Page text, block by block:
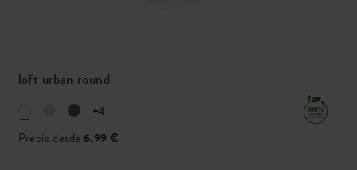
loft urban round
+4
Precio desde 6,99 €